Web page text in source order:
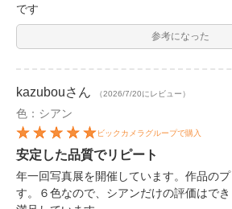
です
参考になった
kazubouさん （2026/7/20にレビュー）
色：シアン
ビックカメラグループで購入
安定した品質でリピート
年一回写真展を開催しています。作品の
す。６色なので、シアンだけの評価はで